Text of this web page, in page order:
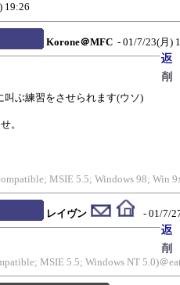
19:26
Korone＠MFC - 01/7/23(月)
ぶ練習をさせられます(ウソ)
。
MSIE 5.5; Windows 98; Win
レイヴン
- 01/7/
MSIE 5.5; Windows NT 5.0)＠